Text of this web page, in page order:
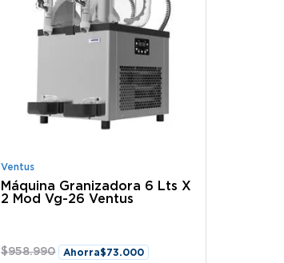
Ventus
Máquina Granizadora 6 Lts X
2 Mod Vg-26 Ventus
$958.990 Ahorra$73.000